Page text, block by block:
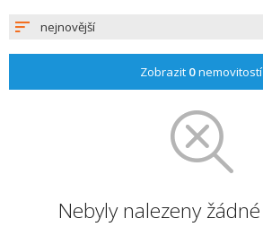
nejnovější
Zobrazit 0nemovitostí
Nebyly nalezeny